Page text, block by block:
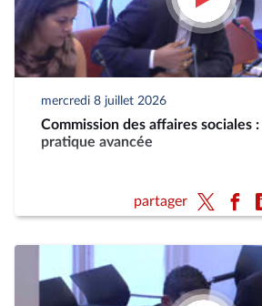
mercredi 8 juillet 2026
Commission des affaires sociales
pratique avancée
partager